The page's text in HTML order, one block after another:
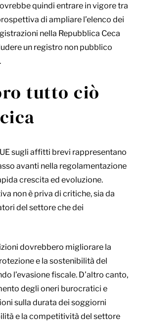
quindi entrare in vigore tra
di ampliare l’elenco dei
nella Repubblica Ceca
un registro non pubblico
tutto ciò
sugli affitti brevi rappresentano
avanti nella regolamentazione
crescita ed evoluzione.
non è priva di critiche, sia da
del settore che dei
dovrebbero migliorare la
e la sostenibilità del
l’evasione fiscale. D’altro canto,
degli oneri burocratici e
sulla durata dei soggiorni
e la competitività del settore